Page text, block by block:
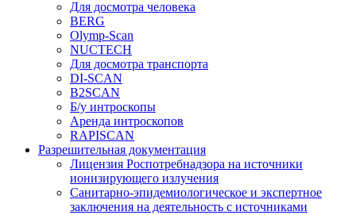
Для досмотра человека
BERG
Olymp-Scan
NUCTECH
Для досмотра транспорта
DI-SCAN
B2SCAN
Б/у интроскопы
Аренда интроскопов
RAPISCAN
Разрешительная документация
Лицензия Роспотребнадзора на источники
ионизирующего излучения
Санитарно-эпидемиологическое и экспертное
заключения на деятельность с источниками